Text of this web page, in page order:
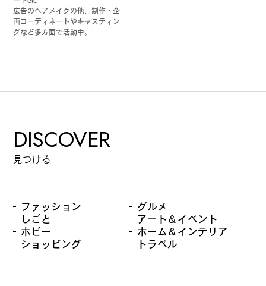
広告のヘアメイクの他、制作・企
画コーディネートやキャスティン
グなど多方面で活動中。
DISCOVER
見つける
ファッション
グルメ
しごと
アート＆イベント
ホビー
ホーム＆インテリア
ショッピング
トラベル